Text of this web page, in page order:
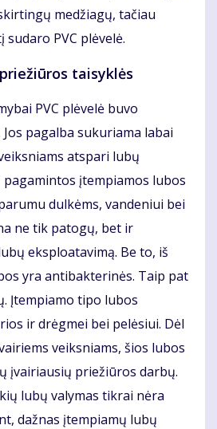
medžiagų, tačiau
PVC plėvelė.
taisyklės
PVC plėvelė buvo
pagalba sukuriama labai
atspari lubų
pagamintos įtempiamos lubos
dulkėms, vandeniui bei
ne tik patogų, bet ir
eksploatavimą. Be to, iš
yra antibakterinės. Taip pat
Įtempiamo tipo lubos
ir drėgmei bei pelėsiui. Dėl
veiksniams, šios lubos
įvairiausių priežiūros darbų.
lubų valymas tikrai nėra
dažnas įtempiamų lubų